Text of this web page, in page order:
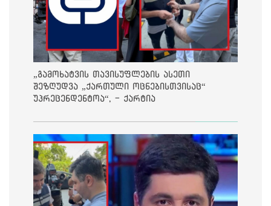
„გამოხატვის თავისუფლების ასეთი
შეზღუდვა „ქართული ოცნებისთვისაც“
უპრეცენდენტოა“, - ქარტია